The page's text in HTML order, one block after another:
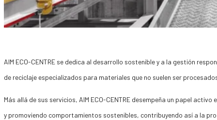
AIM ECO-CENTRE se dedica al desarrollo sostenible y a la gestión
de reciclaje especializados para materiales que no suelen ser
Más allá de sus servicios, AIM ECO-CENTRE desempeña un papel
y promoviendo comportamientos sostenibles, contribuyendo así a la